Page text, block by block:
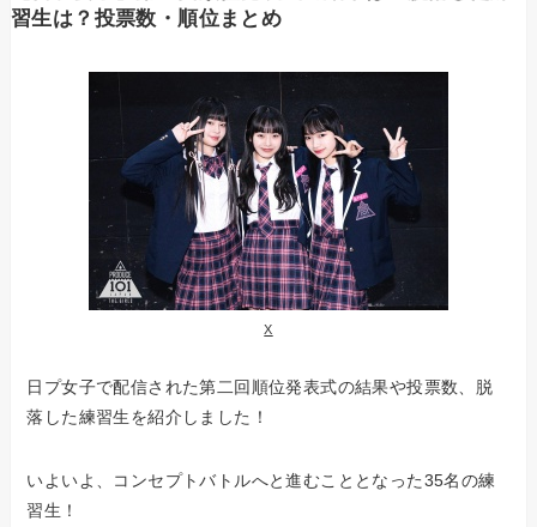
習生は？投票数・順位まとめ
X
日プ女子で配信された第二回順位発表式の結果や投票数、脱
落した練習生を紹介しました！
いよいよ、コンセプトバトルへと進むこととなった35名の練
習生！